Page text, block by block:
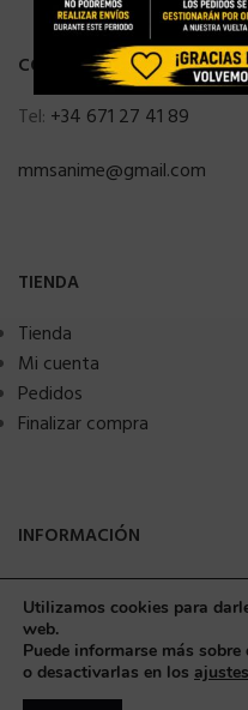
CONTACTO
Tel: +34 671 27 41 89
mmsanime@gmail.com
TIENDA
Tienda
Mi cuenta
Pedidos
Finalizar compra
INFORMACIÓN
FAQs
Puntos Recompensa
Pago Aplazado
Blog Noticias
Utilizamos cookies para
web.
Puede informarse más
o desactivarlas en los ajustes